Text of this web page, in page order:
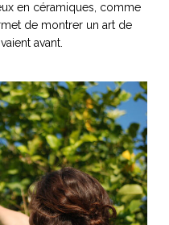
en céramiques, comme
de montrer un art de
avant.